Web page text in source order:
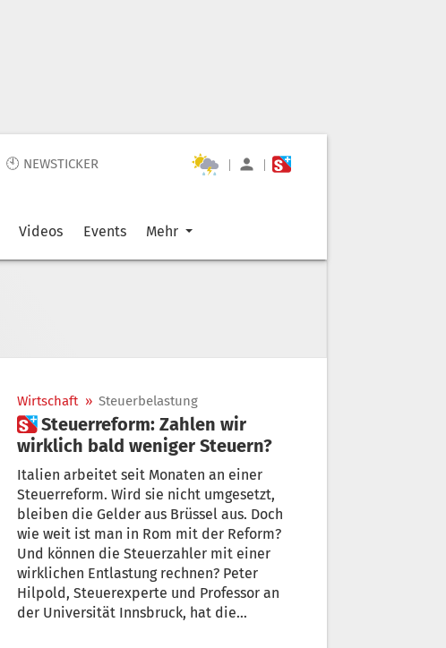
🕙 NEWSTICKER | |
Videos Events Mehr
Wirtschaft » Steuerbelastung
 Steuerreform: Zahlen wir
wirklich bald weniger Steuern?
Italien arbeitet seit Monaten an einer
Steuerreform. Wird sie nicht umgesetzt,
bleiben die Gelder aus Brüssel aus. Doch
wie weit ist man in Rom mit der Reform?
Und können die Steuerzahler mit einer
wirklichen Entlastung rechnen? Peter
Hilpold, Steuerexperte und Professor an
der Universität Innsbruck, hat die